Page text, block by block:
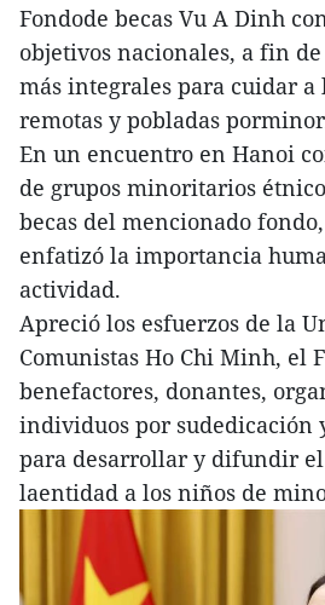
Fondode becas Vu A Dinh
objetivos nacionales, a fin
más integrales para cuidar a
remotas y pobladas
En un encuentro en Hanoi
de grupos minoritarios
becas del mencionado
enfatizó la importancia
actividad.
Apreció los esfuerzos de la
Comunistas Ho Chi Minh, el
benefactores, donantes,
individuos por sudedicación
para desarrollar y difundir
laentidad a los niños de